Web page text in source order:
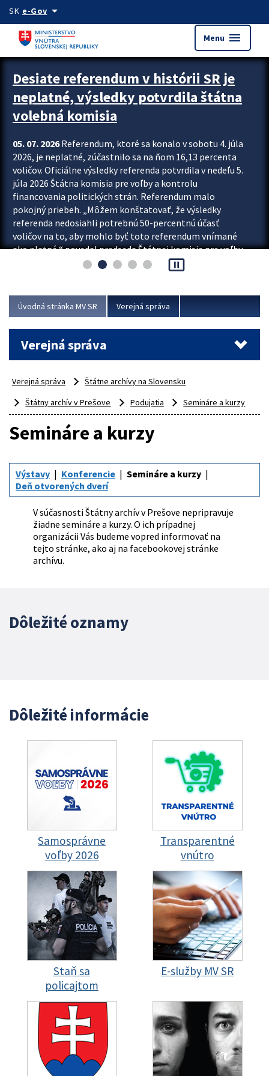
Preskocit na hlavný obsah
SK e-Govarrow_drop_down
Menu menu
Zastavit automatický posun upútavok
Desiate referendum v histórii SR je
neplatné, výsledky potvrdila štátna
volebná komisia
05. 07. 2026Referendum, ktoré sa konalo v sobotu 4. júla
2026, je neplatné, zúčastnilo sa na ňom 16,13 percenta
voličov. Oficiálne výsledky referenda potvrdila v nedeľu 5.
júla 2026 Štátna komisia pre voľby a kontrolu
financovania politických strán. Referendum malo
pokojný priebeh. „Môžem konštatovať, že výsledky
referenda nedosiahli potrebnú 50-percentnú účasť
voličov na to, aby mohlo byť toto referendum vnímané
ako platné,“ povedal predseda Štátnej komisie pre voľby
a kontrolu financovania politických...
pause_presentation
Úvodná stránka MV SR Verejná správa
Verejná správa
Verejná správa
Štátne archívy na Slovensku
Štátny archív v Prešove
Podujatia Semináre a kurzy
Semináre a kurzy
Výstavy Konferencie
Semináre a kurzy
Deň otvorených dverí
V súčasnosti Štátny archív v Prešove nepripravuje
žiadne semináre a kurzy. O ich prípadnej
organizácii Vás budeme vopred informovať na
tejto stránke, ako aj na facebookovej stránke
archívu.
Dôležité oznamy
Dôležité informácie
Samosprávne
voľby 2026
Transparentné
vnútro
Staň sa
policajtom
E-služby MV SR